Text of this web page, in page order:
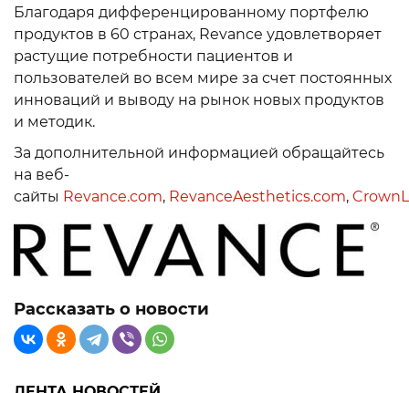
Благодаря дифференцированному портфелю
продуктов в 60 странах, Revance удовлетворяет
растущие потребности пациентов и
пользователей во всем мире за счет постоянных
инноваций и выводу на рынок новых продуктов
и методик.
За дополнительной информацией обращайтесь
на веб-
сайты Revance.com, RevanceAesthetics.com,
Рассказать о новости